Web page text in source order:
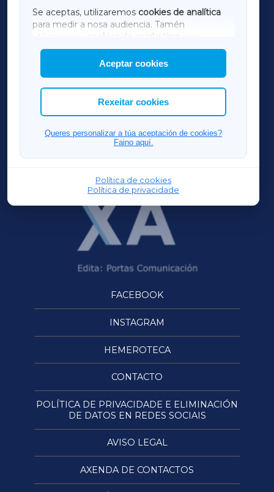
Se aceptas, utilizaremos cookies de analítica
para medir a nosa audiencia. Tamén
utilizaremos
cookies de marketing
mostrar publicidade de terceiros.
Así mesmo, podes personalizar a elección das
cookies que desexas permitir.
Aceptar cookies
Rexeitar cookies
Queres personalizar a túa aceptación de cookies?
Faino aquí.
Política de cookies
Política de privacidade
AMARIÑAXA
RIBEIRASACRAXA
ACORUÑAXA
FERROLXA
OURENSEXA
FACEBOOK
INSTAGRAM
HEMEROTECA
CONTACTO
POLÍTICA DE PRIVACIDADE E ELIMINACIÓN
DE DATOS EN REDES SOCIAIS
AVISO LEGAL
AXENDA DE CONTACTOS